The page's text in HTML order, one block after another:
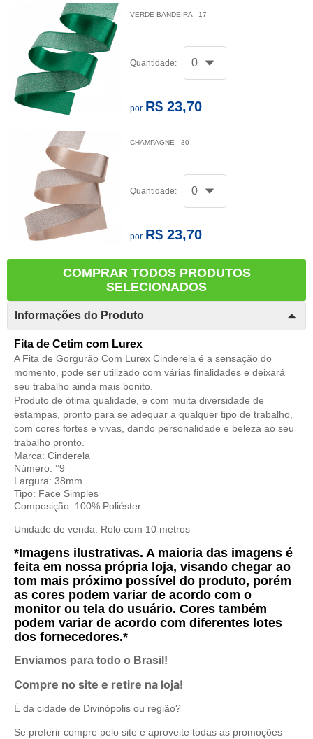
VERDE BANDEIRA - 17
Quantidade:
por R$ 23,70
CHAMPAGNE - 30
Quantidade:
por R$ 23,70
COMPRAR TODOS PRODUTOS
SELECIONADOS
Informações do Produto
Fita de Cetim com Lurex
A Fita de Gorgurão Com Lurex Cinderela é a sensação do
momento, pode ser utilizado com várias finalidades e deixará
seu trabalho ainda mais bonito.
Produto de ótima qualidade, e com muita diversidade de
estampas, pronto para se adequar a qualquer tipo de trabalho,
com cores fortes e vivas, dando personalidade e beleza ao seu
trabalho pronto.
Marca: Cinderela
Número: °9
Largura: 38mm
Tipo: Face Simples
Composição: 100% Poliéster
Unidade de venda: Rolo com 10 metros
*Imagens ilustrativas. A maioria das imagens é
feita em nossa própria loja, visando chegar ao
tom mais próximo possível do produto, porém
as cores podem variar de acordo com o
monitor ou tela do usuário. Cores também
podem variar de acordo com diferentes lotes
dos fornecedores.*
Enviamos para todo o Brasil!
Compre no site e retire na loja!
É da cidade de Divinópolis ou região?
Se preferir compre pelo site e aproveite todas as promoções